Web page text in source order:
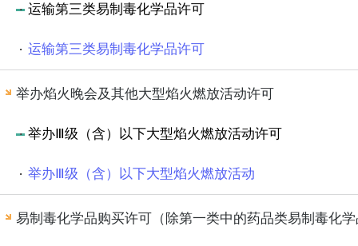
运输第三类易制毒化学品许可
运输第三类易制毒化学品许可
举办焰火晚会及其他大型焰火燃放活动许可
举办Ⅲ级（含）以下大型焰火燃放活动许可
举办Ⅲ级（含）以下大型焰火燃放活动
易制毒化学品购买许可（除第一类中的药品类易制毒化